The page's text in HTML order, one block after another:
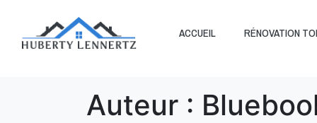
ACCUEIL RÉNOVATION
Auteur :